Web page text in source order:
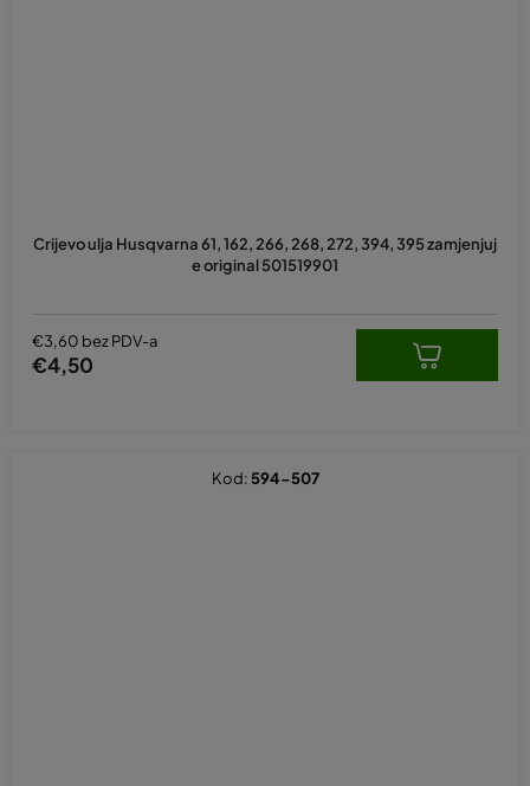
Crijevo ulja Husqvarna 61, 162, 266, 268, 272, 394, 395 zamjenjuj
e original 501519901
€3,60 bez PDV-a
€4,50
Kod: 594-507